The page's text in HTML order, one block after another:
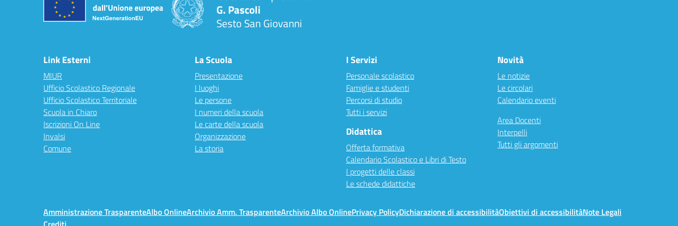
G. Pascoli
Sesto San Giovanni
Link Esterni
MIUR
Ufficio Scolastico Regionale
Ufficio Scolastico Territoriale
Scuola in Chiaro
Iscrizioni On Line
Invalsi
Comune
La Scuola
Presentazione
I luoghi
Le persone
I numeri della scuola
Le carte della scuola
Organizzazione
La storia
I Servizi
Personale scolastico
Famiglie e studenti
Percorsi di studio
Tutti i servizi
Didattica
Offerta formativa
Calendario Scolastico e Libri di Testo
I progetti delle classi
Le schede didattiche
Novità
Le notizie
Le circolari
Calendario eventi
Area Docenti
Interpelli
Tutti gli argomenti
Amministrazione TrasparenteAlbo OnlineArchivio Amm. TrasparenteArchivio Albo OnlinePrivacy PolicyDichiarazione di accessibilitàObiettivi di accessibilitàNote Legali